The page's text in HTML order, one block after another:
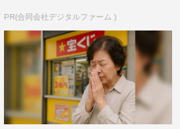
PR(合同会社デジタルファーム )